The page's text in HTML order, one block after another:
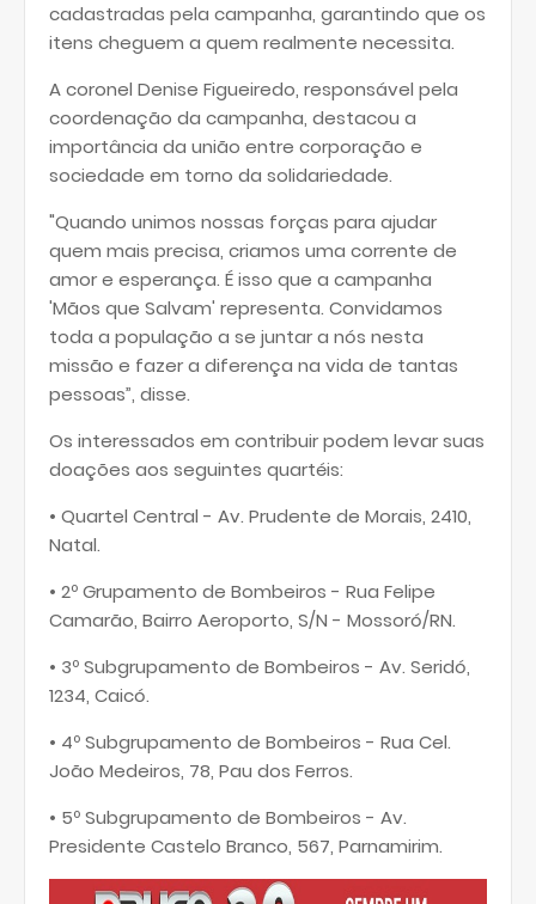
cadastradas pela campanha, garantindo que os
itens cheguem a quem realmente necessita.
A coronel Denise Figueiredo, responsável pela
coordenação da campanha, destacou a
importância da união entre corporação e
sociedade em torno da solidariedade.
"Quando unimos nossas forças para ajudar
quem mais precisa, criamos uma corrente de
amor e esperança. É isso que a campanha
'Mãos que Salvam' representa. Convidamos
toda a população a se juntar a nós nesta
missão e fazer a diferença na vida de tantas
pessoas”, disse.
Os interessados em contribuir podem levar suas
doações aos seguintes quartéis:
• Quartel Central - Av. Prudente de Morais, 2410,
Natal.
• 2º Grupamento de Bombeiros - Rua Felipe
Camarão, Bairro Aeroporto, S/N - Mossoró/RN.
• 3º Subgrupamento de Bombeiros - Av. Seridó,
1234, Caicó.
• 4º Subgrupamento de Bombeiros - Rua Cel.
João Medeiros, 78, Pau dos Ferros.
• 5º Subgrupamento de Bombeiros - Av.
Presidente Castelo Branco, 567, Parnamirim.